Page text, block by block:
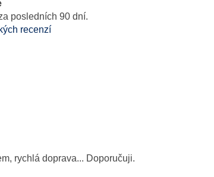
posledních 90 dní.
recenzí
rychlá doprava... Doporučuji.